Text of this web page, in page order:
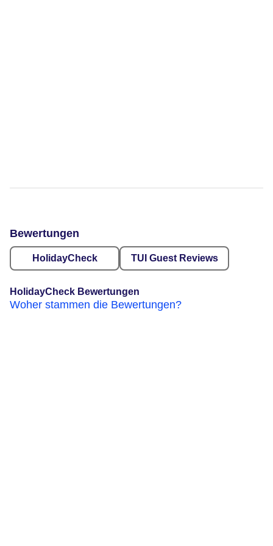
Bewertungen
HolidayCheck TUI Guest Reviews
HolidayCheck Bewertungen
Woher stammen die Bewertungen?